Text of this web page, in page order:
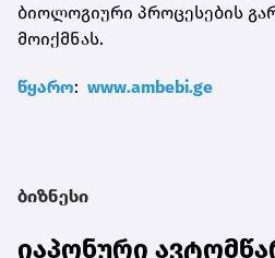
ბი­ო­ლო­გი­უ­რი პრო­ცე­სე­ბის
მო­იქ­მნას.
წყა­რო: www.ambebi.ge
ბიზნესი
იაპონური